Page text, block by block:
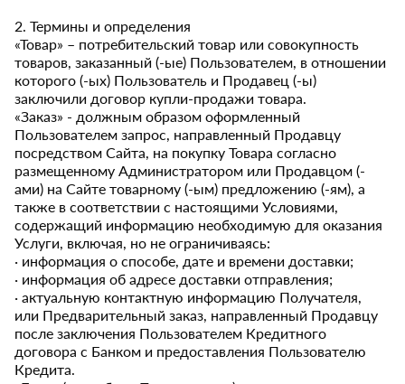
2. Термины и определения
«Товар» – потребительский товар или совокупность
товаров, заказанный (-ые) Пользователем, в отношении
которого (-ых) Пользователь и Продавец (-ы)
заключили договор купли-продажи товара.
«Заказ» - должным образом оформленный
Пользователем запрос, направленный Продавцу
посредством Сайта, на покупку Товара согласно
размещенному Администратором или Продавцом (-
ами) на Сайте товарному (-ым) предложению (-ям), а
также в соответствии с настоящими Условиями,
содержащий информацию необходимую для оказания
Услуги, включая, но не ограничиваясь:
· информация о способе, дате и времени доставки;
· информация об адресе доставки отправления;
· актуальную контактную информацию Получателя,
или Предварительный заказ, направленный Продавцу
после заключения Пользователем Кредитного
договора с Банком и предоставления Пользователю
Кредита.